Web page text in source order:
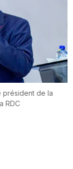
président de la
RDC